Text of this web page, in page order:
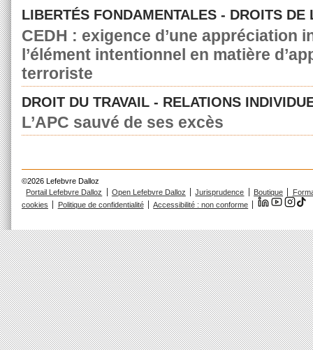
LIBERTÉS FONDAMENTALES - DROITS DE
CEDH : exigence d’une appréciation
l’élément intentionnel en matière
terroriste
DROIT DU TRAVAIL - RELATIONS
L’APC sauvé de ses excès
©2026 Lefebvre Dalloz
Portail Lefebvre Dalloz
Open Lefebvre Dalloz Jurisprudence Boutique
cookies
Politique de confidentialité Accessibilité : non conforme